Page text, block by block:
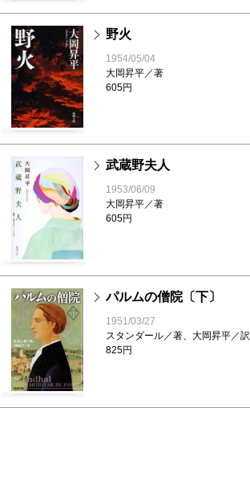
野火
1954/05/04
大岡昇平／著
605円
武蔵野夫人
1953/06/09
大岡昇平／著
605円
パルムの僧院〔下〕
1951/03/27
スタンダール／著、大岡昇平／訳
825円